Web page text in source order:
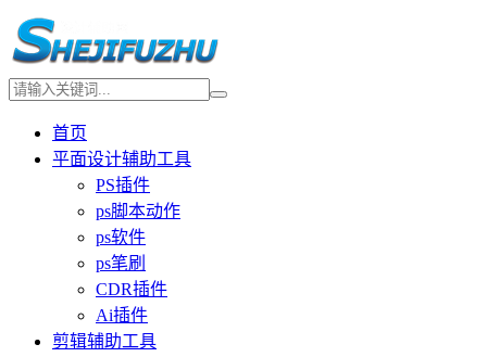
首页
平面设计辅助工具
PS插件
ps脚本动作
ps软件
ps笔刷
CDR插件
Ai插件
剪辑辅助工具